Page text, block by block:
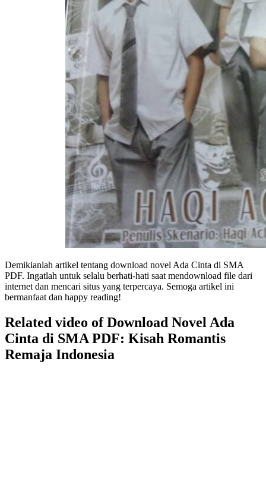
Demikianlah artikel tentang download novel Ada Cinta di SMA
PDF. Ingatlah untuk selalu berhati-hati saat mendownload file dari
internet dan mencari situs yang terpercaya. Semoga artikel ini
bermanfaat dan happy reading!
Related video of Download Novel Ada
Cinta di SMA PDF: Kisah Romantis
Remaja Indonesia